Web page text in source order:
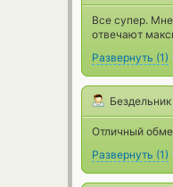
Все супер.
отвечают
Развернуть (1)
Бездельник
Отличный
Развернуть (1)